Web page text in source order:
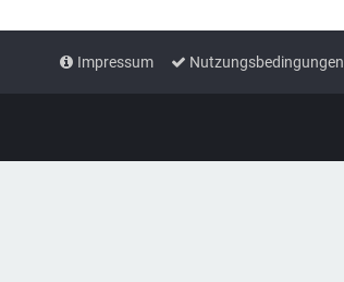
Nutzungsbedingungen
Impressum